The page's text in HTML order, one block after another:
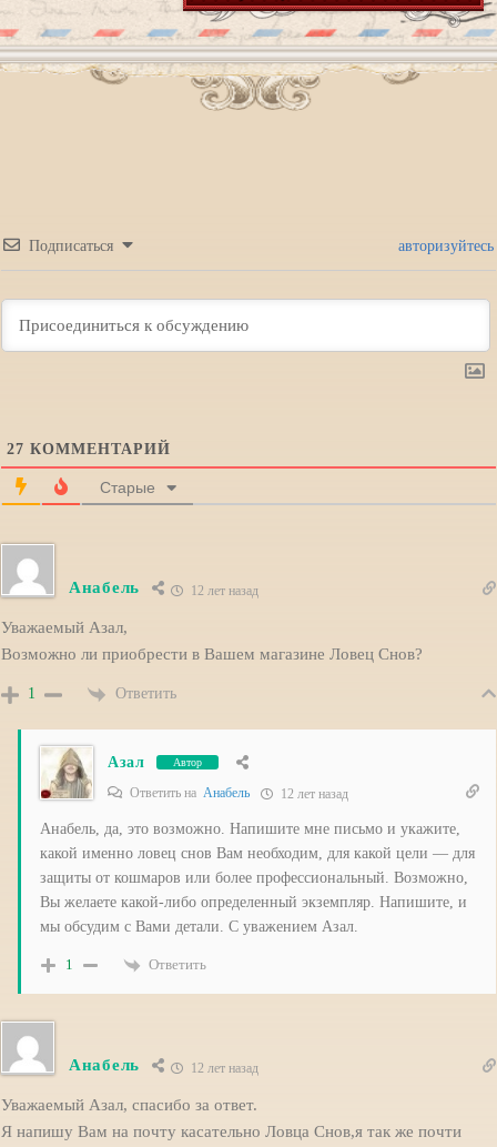
Подписаться авторизуйтесь
27 КОММЕНТАРИЙ
Старые
Анабель 12 лет назад
Уважаемый Азал,
Возможно ли приобрести в Вашем магазине Ловец Снов?
1 Ответить
Азал Автор
Ответить на Анабель 12 лет назад
Анабель, да, это возможно. Напишите мне письмо и укажите,
какой именно ловец снов Вам необходим, для какой цели — для
защиты от кошмаров или более профессиональный. Возможно,
Вы желаете какой-либо определенный экземпляр. Напишите, и
мы обсудим с Вами детали. С уважением Азал.
1 Ответить
Анабель 12 лет назад
Уважаемый Азал, спасибо за ответ.
Я напишу Вам на почту касательно Ловца Снов,я так же почти